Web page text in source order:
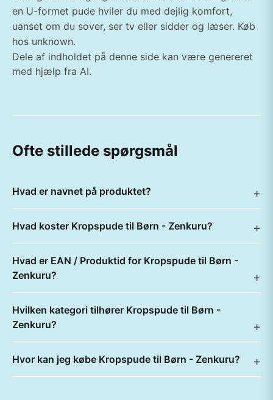
en U-formet pude hviler du med dejlig komfort,
uanset om du sover, ser tv eller sidder og læser. Køb
hos unknown.
Dele af indholdet på denne side kan være genereret
med hjælp fra AI.
Ofte stillede spørgsmål
Hvad er navnet på produktet?
Hvad koster Kropspude til Børn - Zenkuru?
Hvad er EAN / Produktid for Kropspude til Børn -
Zenkuru?
Hvilken kategori tilhører Kropspude til Børn -
Zenkuru?
Hvor kan jeg købe Kropspude til Børn - Zenkuru?